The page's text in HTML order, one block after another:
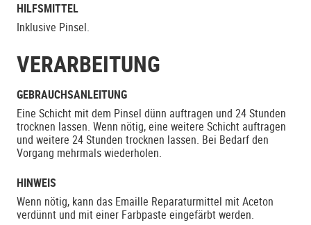
HILFSMITTEL
Inklusive Pinsel.
VERARBEITUNG
GEBRAUCHSANLEITUNG
Eine Schicht mit dem Pinsel dünn auftragen und 24 Stunden
trocknen lassen. Wenn nötig, eine weitere Schicht auftragen
und weitere 24 Stunden trocknen lassen. Bei Bedarf den
Vorgang mehrmals wiederholen.
HINWEIS
Wenn nötig, kann das Emaille Reparaturmittel mit Aceton
verdünnt und mit einer Farbpaste eingefärbt werden.